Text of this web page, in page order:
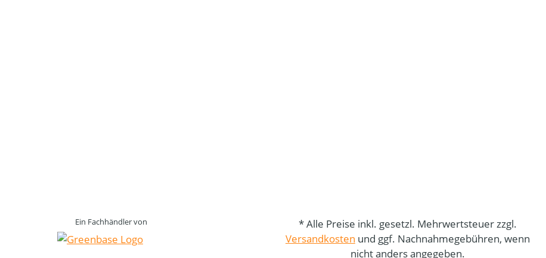
Ein Fachhändler von
* Alle Preise inkl. gesetzl. Mehrwertsteuer zzgl.
Versandkosten und ggf. Nachnahmegebühren, wenn
nicht anders angegeben.